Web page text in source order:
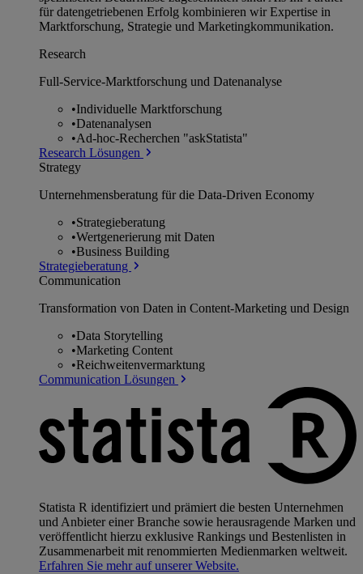
für datengetriebenen Erfolg kombinieren wir Expertise in
Marktforschung, Strategie und Marketingkommunikation.
Research
Full-Service-Marktforschung und Datenanalyse
•Individuelle Marktforschung
•Datenanalysen
•Ad-hoc-Recherchen "askStatista"
Research Lösungen
Strategy
Unternehmens­beratung für die Data-Driven Economy
•Strategieberatung
•Wertgenerierung mit Daten
•Business Building
Strategieberatung
Communication
Transformation von Daten in Content-Marketing und Design
•Data Storytelling
•Marketing Content
•Reichweitenvermarktung
Communication Lösungen
Statista R identifiziert und prämiert die besten Unternehmen
und Anbieter einer Branche sowie herausragende Marken und
veröffentlicht hierzu exklusive Rankings und Bestenlisten in
Zusammenarbeit mit renommierten Medienmarken weltweit.
Erfahren Sie mehr auf unserer Website.